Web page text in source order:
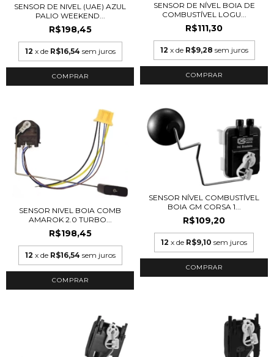
SENSOR DE NIVEL (UAE) AZUL
PALIO WEEKEND...
R$198,45
12 x de R$16,54 sem juros
SENSOR DE NÍVEL BOIA DE
COMBUSTÍVEL LOGU...
R$111,30
12 x de R$9,28 sem juros
SENSOR NIVEL BOIA COMB
AMAROK 2.0 TURBO...
R$198,45
12 x de R$16,54 sem juros
SENSOR NÍVEL COMBUSTÍVEL
BOIA GM CORSA 1...
R$109,20
12 x de R$9,10 sem juros